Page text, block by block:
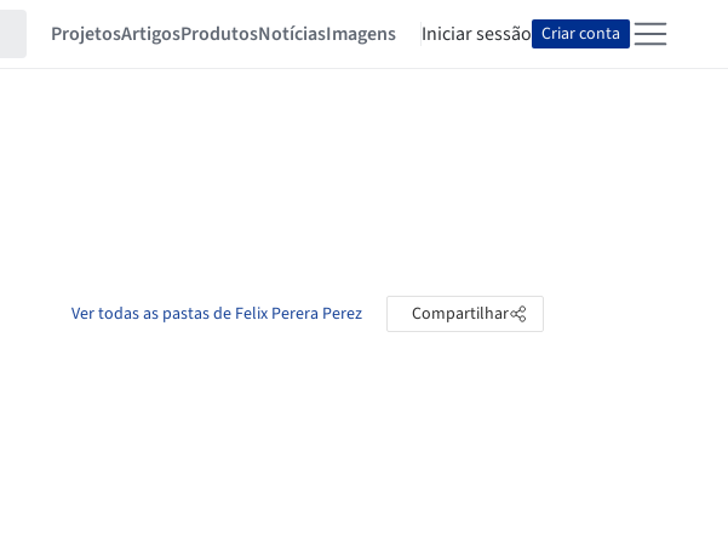
ProjetosArtigosProdutosNotíciasImagens Iniciar sessão Criar conta
Ver todas as pastas de Felix Perera Perez Compartilhar